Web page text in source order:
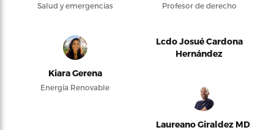
Salud y emergencias Profesor de derecho
Kiara Gerena
Energía Renovable
Lcdo Josué Cardona
Hernández
Laureano Giraldez MD